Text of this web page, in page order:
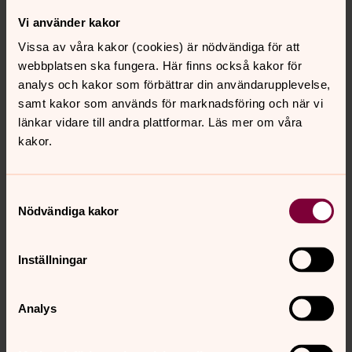
Vi använder kakor
Vissa av våra kakor (cookies) är nödvändiga för att
webbplatsen ska fungera. Här finns också kakor för
analys och kakor som förbättrar din användarupplevelse,
samt kakor som används för marknadsföring och när vi
länkar vidare till andra plattformar. Läs mer om våra
kakor.
Nödvändiga kakor
Inställningar
Analys
Vill du hjälpa till?
Det finns ett stort behov av praktiska kläder,
underkläder, jackor och skor stl. 40-47 enligt
säsong, sovsäckar och tält. Har du något du vill
skänka tar vi gärna emot hela och rena (tvättade)
12.30. ring gärna och stäm av med personalen
OBS! Vi kan
inte ta emot hemlagad mat från privatpersoner.
Vill du stödja Kryckans verksamhet?
Alla gåvor mottages tacksamt och går direkt in i
verksamheten. Du kan vara anonym eller ange ditt